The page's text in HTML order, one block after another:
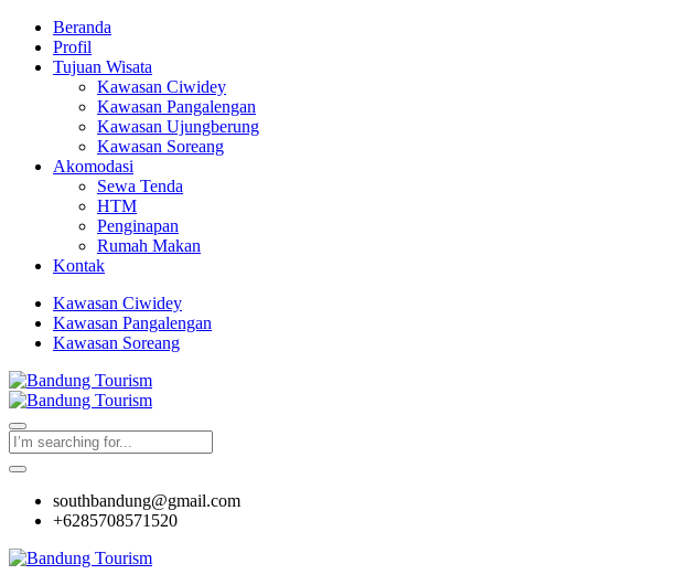
Beranda
Profil
Tujuan Wisata
Kawasan Ciwidey
Kawasan Pangalengan
Kawasan Ujungberung
Kawasan Soreang
Akomodasi
Sewa Tenda
HTM
Penginapan
Rumah Makan
Kontak
Kawasan Ciwidey
Kawasan Pangalengan
Kawasan Soreang
southbandung@gmail.com
+6285708571520